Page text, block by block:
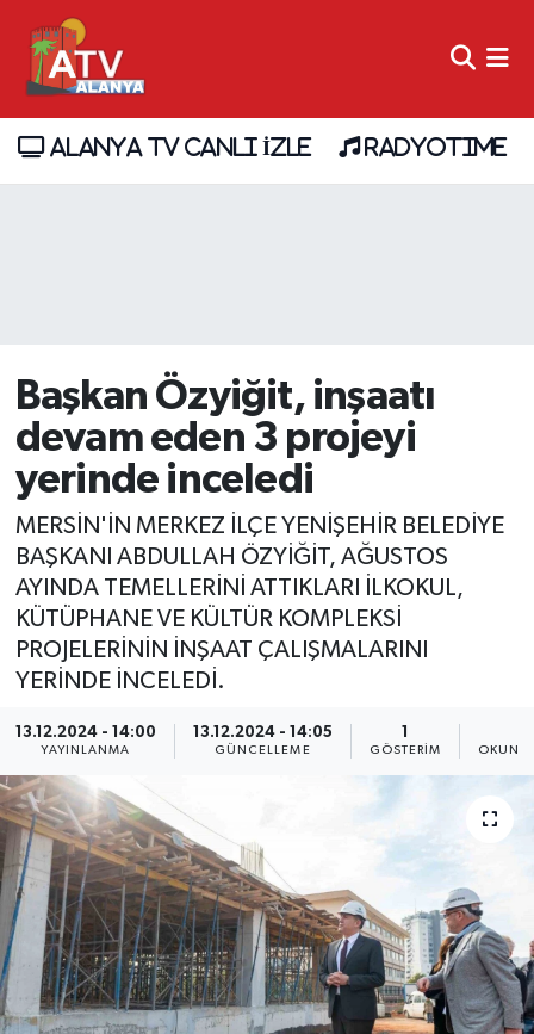
ALANYA TV CANLI İZLE RADYOTIME
Başkan Özyiğit, inşaatı
devam eden 3 projeyi
yerinde inceledi
MERSİN'İN MERKEZ İLÇE YENİŞEHİR BELEDİYE
BAŞKANI ABDULLAH ÖZYİĞİT, AĞUSTOS
AYINDA TEMELLERİNİ ATTIKLARI İLKOKUL,
KÜTÜPHANE VE KÜLTÜR KOMPLEKSİ
PROJELERİNİN İNŞAAT ÇALIŞMALARINI
YERİNDE İNCELEDİ.
13.12.2024 - 14:00
YAYINLANMA
13.12.2024 - 14:05
GÜNCELLEME
1
GÖSTERIM